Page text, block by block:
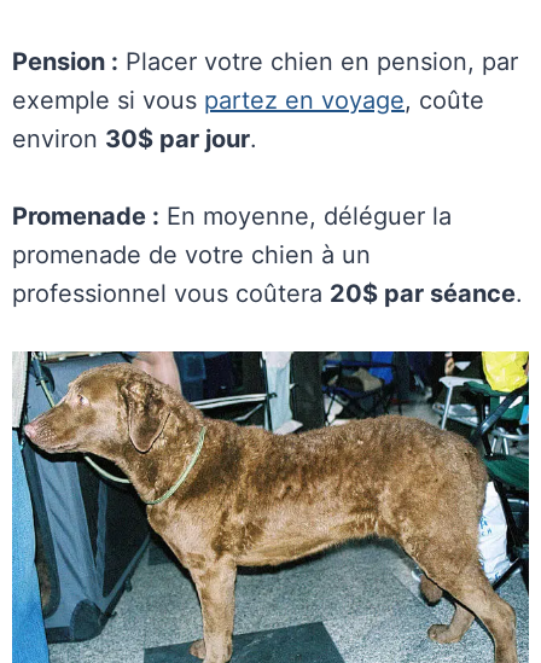
Pension : Placer votre chien en pension, par
exemple si vous partez en voyage, coûte
environ 30$ par jour.
Promenade : En moyenne, déléguer la
promenade de votre chien à un
professionnel vous coûtera 20$ par séance.